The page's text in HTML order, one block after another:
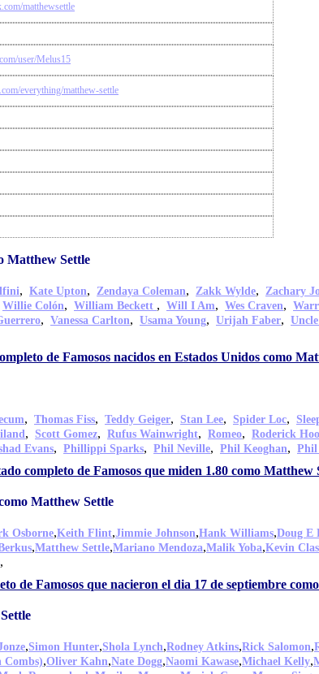
matthewsettle
user/Melus15
everything/matthew-settle
Matthew Settle
, Kate Upton, Zendaya Coleman, Zakk Wylde, Zachary
Willie Colón, William Beckett , Will I Am, Wes Craven,
, Vanessa Carlton, Usama Young, Urijah Faber,
de Famosos nacidos en Estados Unidos como
, Thomas Fiss, Teddy Geiger, Stan Lee, Spider Loc,
, Scott Gomez, Rufus Wainwright, Romeo, Roderick
Evans, Phillippi Sparks, Phil Neville, Phil Keoghan, Phil
completo de Famosos que miden 1.80 como Matthew
Matthew Settle
Osborne,Keith Flint,Jimmie Johnson,Hank Williams,Doug E
,Matthew Settle,Mariano Mendoza,Malik Yoba,Kevin
,
de Famosos que nacieron el dia 17 de septiembre
,Simon Hunter,Shola Lynch,Rodney Atkins,Rick Salomon,
Combs),Oliver Kahn,Nate Dogg,Naomi Kawase,Michael Kelly,